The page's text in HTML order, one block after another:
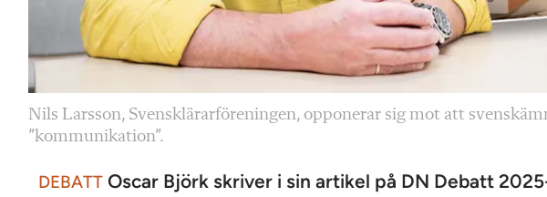
Nils Larsson, Svensklärarföreningen, opponerar sig mot att
”kommunikation”.
DEBATT Oscar Björk skriver i sin artikel på DN Debatt